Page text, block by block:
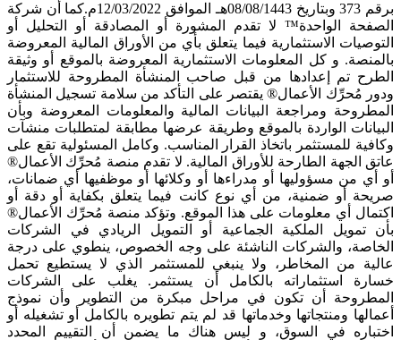
برقم 373 وبتاريخ 08/08/1443هـ الموافق 12/03/2022م.كما أن شركة
الصفحة
الواحدة™ لا تقدم المشورة أو المصادقة أو التحليل أو
التوصيات الاستثمارية فيما يتعلق بأي من الأوراق المالية المعروضة
بالمنصة. و كل المعلومات الاستثمارية المعروضة بالموقع أو وثيقة
الطرح تم إعدادها من قبل صاحب المنشأة المطروحة للاستثمار
ودور مُحرِّك الأعمال®يقتصر على التأكد من سلامة تسجيل المنشأة
المطروحة ومراجعة البيانات المالية والمعلومات المعروضة وبأن
البيانات الواردة بالموقع وطريقة عرضها مطابقة لمتطلبات منشآت
وكافية للمستثمر باتخاذ القرار المناسب. وكامل المسئولية تقع على
عاتق الجهة الطارحة للأوراق المالية. لا تقدم منصة مُحرِّك الأعمال®
أو أي من مسؤوليها أو مدراءها أو وكلائها أو موظفيها أي ضمانات،
صريحة أو ضمنية، من أي نوع كانت فيما يتعلق بكفاية أو دقة أو
اكتمال أي معلومات على هذا الموقع. وتؤكد منصة مُحرِّك الأعمال®
بأن تمويل الملكية الجماعية أو التمويل الريادي في الشركات
الخاصة، والشركات الناشئة على وجه الخصوص، ينطوي على درجة
عالية من المخاطر، ولا ينبغي للمستثمر الذي لا يستطيع تحمل
خسارة استثماراته بالكامل أن يستثمر. يغلب على الشركات
المطروحة أن تكون في مراحل مبكرة من التطوير وأن نموذج
أعمالها ومنتجاتها وخدماتها قد لم يتم تطويره بالكامل أو تشغيله أو
اختباره في السوق، و ليس هناك ما يضمن أن التقييم المحدد